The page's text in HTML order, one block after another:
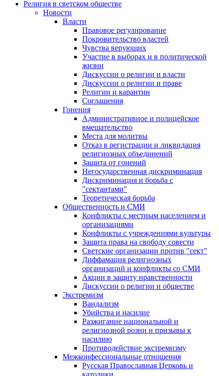
Религия в светском обществе
Новости
Власти
Правовое регулирование
Покровительство властей
Чувства верующих
Участие в выборах и в политической
жизни
Дискуссии о религии и власти
Дискуссии о религии и праве
Религии и карантин
Соглашения
Гонения
Административное и полицейское
вмешательство
Места для молитвы
Отказ в регистрации и ликвидация
религиозных объединений
Защита от гонений
Негосударственная дискриминация
Дискриминация и борьба с
"сектантами"
Теоретическая борьба
Общественность и СМИ
Конфликты с местным населением и
организациями
Конфликты с учреждениями культуры
Защита права на свободу совести
Светские организации против "сект"
Диффамация религиозных
организаций и конфликты со СМИ
Акции в защиту нравственности
Дискуссии о религии и обществе
Экстремизм
Вандализм
Убийства и насилие
Разжигание национальной и
религиозной розни и призывы к
насилию
Противодействие экстремизму
Межконфессиональные отношения
Русская Православная Церковь и